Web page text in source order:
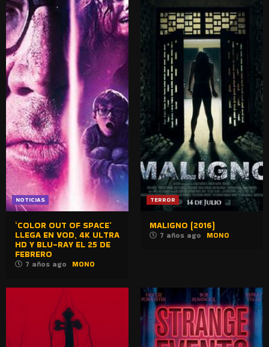
NOTICIAS
‘COLOR OUT OF SPACE’
LLEGA EN VOD, 4K ULTRA
HD Y BLU-RAY EL 25 DE
FEBRERO
7 años ago MONO
TERROR
MALIGNO (2016)
7 años ago MONO